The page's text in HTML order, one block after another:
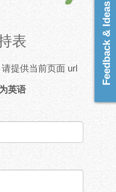
表
提供当前页面 url
英语
Feedback & Ideas